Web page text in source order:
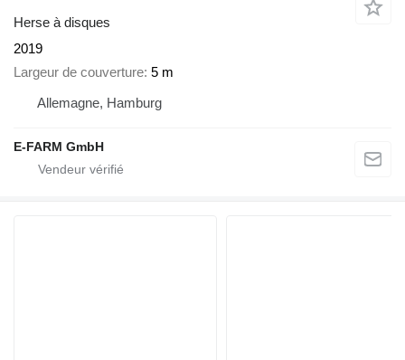
Herse à disques
2019
Largeur de couverture 5 m
Allemagne, Hamburg
E-FARM GmbH